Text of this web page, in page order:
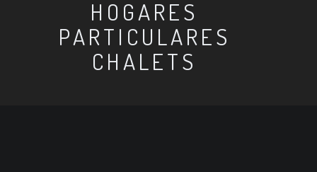
HOGARES
PARTICULARES
CHALETS